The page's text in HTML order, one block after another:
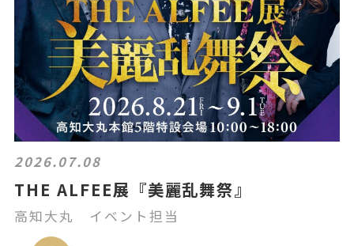
2026.07.08
THE ALFEE展『美麗乱舞祭』
高知大丸 イベント担当